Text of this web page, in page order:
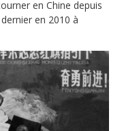
en Chine depuis
en 2010 à